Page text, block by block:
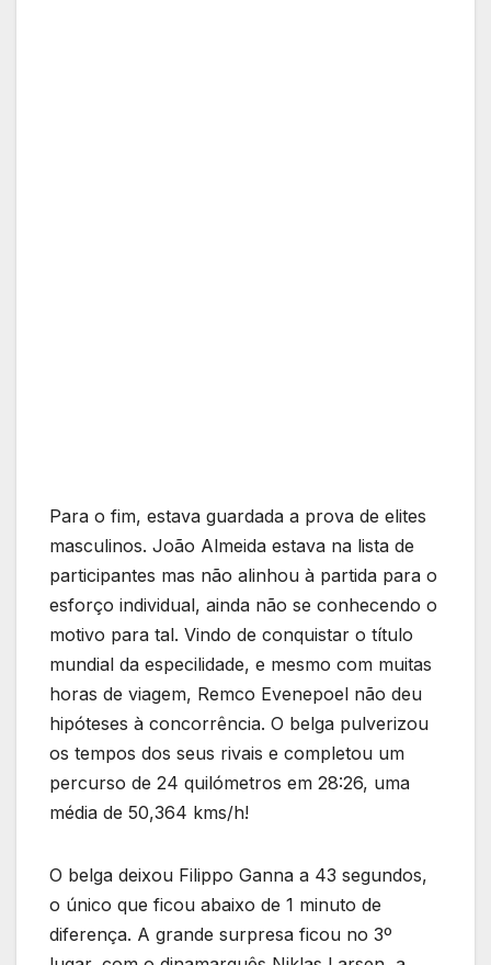
Para o fim, estava guardada a prova de elites
masculinos. João Almeida estava na lista de
participantes mas não alinhou à partida para o
esforço individual, ainda não se conhecendo o
motivo para tal. Vindo de conquistar o título
mundial da especilidade, e mesmo com muitas
horas de viagem, Remco Evenepoel não deu
hipóteses à concorrência. O belga pulverizou
os tempos dos seus rivais e completou um
percurso de 24 quilómetros em 28:26, uma
média de 50,364 kms/h!
O belga deixou Filippo Ganna a 43 segundos,
o único que ficou abaixo de 1 minuto de
diferença. A grande surpresa ficou no 3º